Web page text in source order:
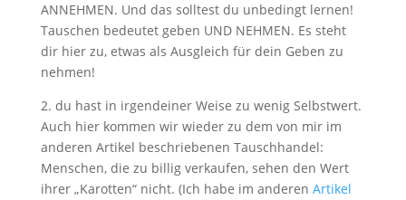
ANNEHMEN. Und das solltest du unbedingt lernen!
Tauschen bedeutet geben UND NEHMEN. Es steht
dir hier zu, etwas als Ausgleich für dein Geben zu
nehmen!
2. du hast in irgendeiner Weise zu wenig Selbstwert.
Auch hier kommen wir wieder zu dem von mir im
anderen Artikel beschriebenen Tauschhandel:
Menschen, die zu billig verkaufen, sehen den Wert
ihrer „Karotten“ nicht. (Ich habe im anderen Artikel